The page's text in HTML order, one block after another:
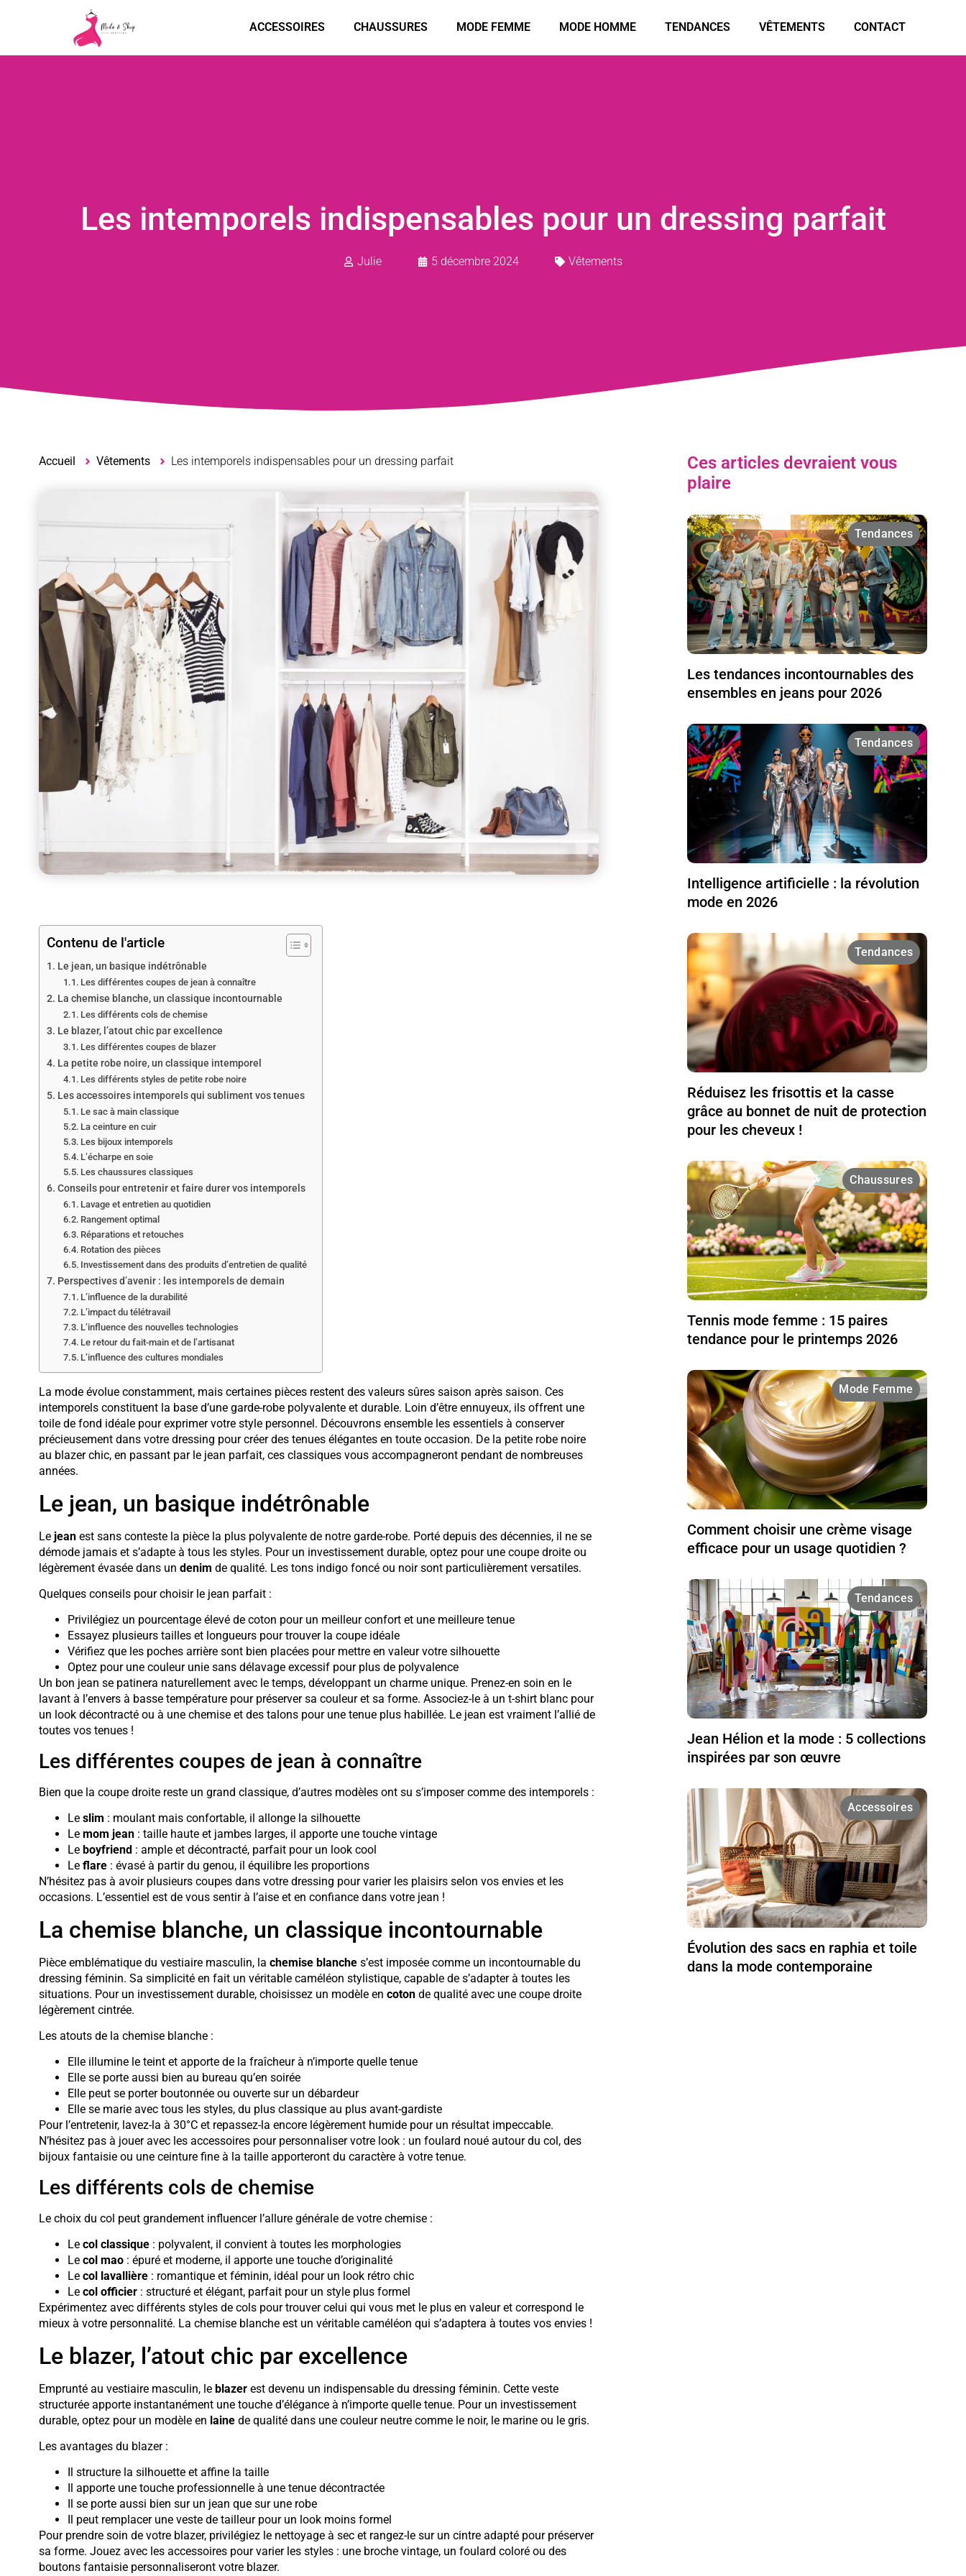
ACCESSOIRES CHAUSSURES MODE FEMME MODE HOMME TENDANCES VÊTEMENTS CONTACT
Les intemporels indispensables pour un dressing parfait
Julie 5 décembre 2024 Vêtements
Accueil Vêtements Les intemporels indispensables pour un dressing parfait
Contenu de l'article
Le jean, un basique indétrônable
Les différentes coupes de jean à connaître
La chemise blanche, un classique incontournable
Les différents cols de chemise
Le blazer, l’atout chic par excellence
Les différentes coupes de blazer
La petite robe noire, un classique intemporel
Les différents styles de petite robe noire
Les accessoires intemporels qui subliment vos tenues
Le sac à main classique
La ceinture en cuir
Les bijoux intemporels
L’écharpe en soie
Les chaussures classiques
Conseils pour entretenir et faire durer vos intemporels
Lavage et entretien au quotidien
Rangement optimal
Réparations et retouches
Rotation des pièces
Investissement dans des produits d’entretien de qualité
Perspectives d’avenir : les intemporels de demain
L’influence de la durabilité
L’impact du télétravail
L’influence des nouvelles technologies
Le retour du fait-main et de l’artisanat
L’influence des cultures mondiales
La mode évolue constamment, mais certaines pièces restent des valeurs sûres saison après saison. Ces
intemporels constituent la base d’une garde-robe polyvalente et durable. Loin d’être ennuyeux, ils offrent une
toile de fond idéale pour exprimer votre style personnel. Découvrons ensemble les essentiels à conserver
précieusement dans votre dressing pour créer des tenues élégantes en toute occasion. De la petite robe noire
au blazer chic, en passant par le jean parfait, ces classiques vous accompagneront pendant de nombreuses
années.
Le jean, un basique indétrônable
Le jeanest sans conteste la pièce la plus polyvalente de notre garde-robe. Porté depuis des décennies, il ne se
démode jamais et s’adapte à tous les styles. Pour un investissement durable, optez pour une coupe droite ou
légèrement évasée dans un denim de qualité. Les tons indigo foncé ou noir sont particulièrement versatiles.
Quelques conseils pour choisir le jean parfait :
Privilégiez un pourcentage élevé de coton pour un meilleur confort et une meilleure tenue
Essayez plusieurs tailles et longueurs pour trouver la coupe idéale
Vérifiez que les poches arrière sont bien placées pour mettre en valeur votre silhouette
Optez pour une couleur unie sans délavage excessif pour plus de polyvalence
Un bon jean se patinera naturellement avec le temps, développant un charme unique. Prenez-en soin en le
lavant à l’envers à basse température pour préserver sa couleur et sa forme. Associez-le à un t-shirt blanc pour
un look décontracté ou à une chemise et des talons pour une tenue plus habillée. Le jean est vraiment l’allié de
toutes vos tenues !
Les différentes coupes de jean à connaître
Bien que la coupe droite reste un grand classique, d’autres modèles ont su s’imposer comme des intemporels :
Le slim : moulant mais confortable, il allonge la silhouette
Le mom jean: taille haute et jambes larges, il apporte une touche vintage
Le boyfriend : ample et décontracté, parfait pour un look cool
Le flare: évasé à partir du genou, il équilibre les proportions
N’hésitez pas à avoir plusieurs coupes dans votre dressing pour varier les plaisirs selon vos envies et les
occasions. L’essentiel est de vous sentir à l’aise et en confiance dans votre jean !
La chemise blanche, un classique incontournable
Pièce emblématique du vestiaire masculin, la chemise blanches’est imposée comme un incontournable du
dressing féminin. Sa simplicité en fait un véritable caméléon stylistique, capable de s’adapter à toutes les
situations. Pour un investissement durable, choisissez un modèle en cotonde qualité avec une coupe droite
légèrement cintrée.
Les atouts de la chemise blanche :
Elle illumine le teint et apporte de la fraîcheur à n’importe quelle tenue
Elle se porte aussi bien au bureau qu’en soirée
Elle peut se porter boutonnée ou ouverte sur un débardeur
Elle se marie avec tous les styles, du plus classique au plus avant-gardiste
Pour l’entretenir, lavez-la à 30°C et repassez-la encore légèrement humide pour un résultat impeccable.
N’hésitez pas à jouer avec les accessoires pour personnaliser votre look : un foulard noué autour du col, des
bijoux fantaisie ou une ceinture fine à la taille apporteront du caractère à votre tenue.
Les différents cols de chemise
Le choix du col peut grandement influencer l’allure générale de votre chemise :
Le col classique: polyvalent, il convient à toutes les morphologies
Le col mao: épuré et moderne, il apporte une touche d’originalité
Le col lavallière: romantique et féminin, idéal pour un look rétro chic
Le col officier: structuré et élégant, parfait pour un style plus formel
Expérimentez avec différents styles de cols pour trouver celui qui vous met le plus en valeur et correspond le
mieux à votre personnalité. La chemise blanche est un véritable caméléon qui s’adaptera à toutes vos envies !
Le blazer, l’atout chic par excellence
Emprunté au vestiaire masculin, le blazerest devenu un indispensable du dressing féminin. Cette veste
structurée apporte instantanément une touche d’élégance à n’importe quelle tenue. Pour un investissement
durable, optez pour un modèle en lainede qualité dans une couleur neutre comme le noir, le marine ou le gris.
Les avantages du blazer :
Il structure la silhouette et affine la taille
Il apporte une touche professionnelle à une tenue décontractée
Il se porte aussi bien sur un jean que sur une robe
Il peut remplacer une veste de tailleur pour un look moins formel
Pour prendre soin de votre blazer, privilégiez le nettoyage à sec et rangez-le sur un cintre adapté pour préserver
sa forme. Jouez avec les accessoires pour varier les styles : une broche vintage, un foulard coloré ou des
boutons fantaisie personnaliseront votre blazer.
Ces articles devraient vous
plaire
Tendances
Les tendances incontournables des
ensembles en jeans pour 2026
Tendances
Intelligence artificielle : la révolution
mode en 2026
Tendances
Réduisez les frisottis et la casse
grâce au bonnet de nuit de protection
pour les cheveux !
Chaussures
Tennis mode femme : 15 paires
tendance pour le printemps 2026
Mode Femme
Comment choisir une crème visage
efficace pour un usage quotidien ?
Tendances
Jean Hélion et la mode : 5 collections
inspirées par son œuvre
Accessoires
Évolution des sacs en raphia et toile
dans la mode contemporaine